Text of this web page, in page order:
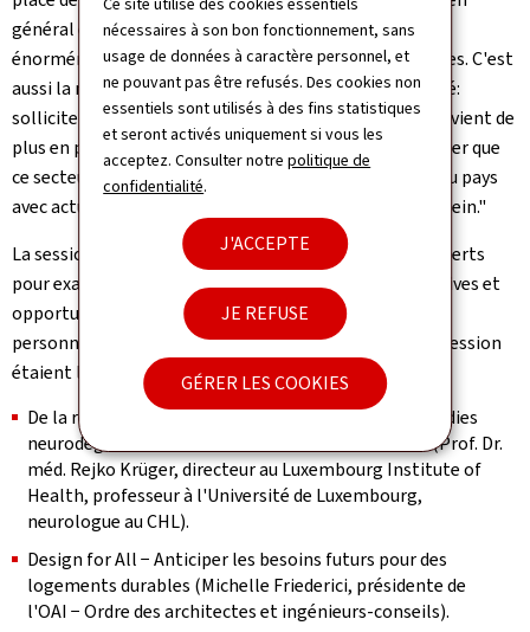
nécessaires à son bon fonctionnement, sans
usage de données à caractère personnel, et
ne pouvant pas être refusés. Des cookies non
essentiels sont utilisés à des fins statistiques
et seront activés uniquement si vous les
acceptez. Consulter notrepolitique de
confidentialité.
J'ACCEPTE
JE REFUSE
GÉRER LES COOKIES
général et des soins à domicile en particulier s'est
énormément développé ces vingt-cinq dernières années. C'est
aussi la marque d'un changement important de société:
solliciter l'assistance d'un réseau d'aides et de soins devient de
plus en plus naturel. Il est d'ailleurs intéressant de noter que
ce secteur est devenu l'un des principaux employeurs du pays
avec actuellement près de 12.000 équivalents temps plein."
La session académique a également rassemblé des experts
pour examiner les défis futurs et explorer les perspectives et
opportunités visant à améliorer la prise en charge des
personnes dépendantes. Les sujets abordés lors de la session
étaient les suivants:
De la recherche aux soins: innovations pour les maladies
neurodégénératives dans une société vieillissante (Prof. Dr.
méd. Rejko Krüger, directeur au Luxembourg Institute of
Health, professeur à l'Université de Luxembourg,
neurologue au CHL).
Design for All− Anticiper les besoins futurs pour des
logements durables (Michelle Friederici, présidente de
l'OAI − Ordre des architectes et ingénieurs-conseils).